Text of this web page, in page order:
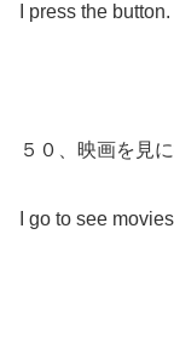
I press the button.
５０、映画を見に
I go to see